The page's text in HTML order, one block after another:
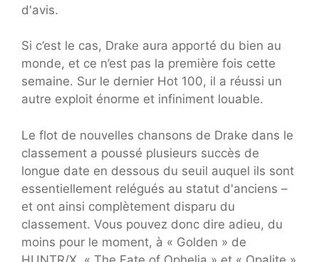
d'avis.
Si c’est le cas, Drake aura apporté du bien au
monde, et ce n’est pas la première fois cette
semaine. Sur le dernier Hot 100, il a réussi un
autre exploit énorme et infiniment louable.
Le flot de nouvelles chansons de Drake dans le
classement a poussé plusieurs succès de
longue date en dessous du seuil auquel ils sont
essentiellement relégués au statut d'anciens –
et ont ainsi complètement disparu du
classement. Vous pouvez donc dire adieu, du
moins pour le moment, à « Golden » de